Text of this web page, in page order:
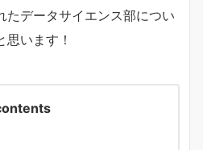
たデータサイエンス部につい
います！